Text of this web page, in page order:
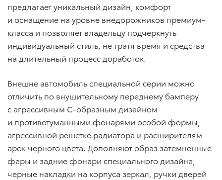
предлагает уникальный дизайн, комфорт
и оснащение на уровне внедорожников премиум-
класса и позволяет владельцу подчеркнуть
индивидуальный стиль, не тратя время и средства
на длительный процесс доработок.
Внешне автомобиль специальной серии можно
отличить по внушительному переднему бамперу
с агрессивным С-образным дизайном
и противотуманными фонарями особой формы,
агрессивной решетке радиатора и расширителям
арок черного цвета. Дополняют образ затемненные
фары и задние фонари специального дизайна,
черные накладки на корпуса зеркал, ручки дверей